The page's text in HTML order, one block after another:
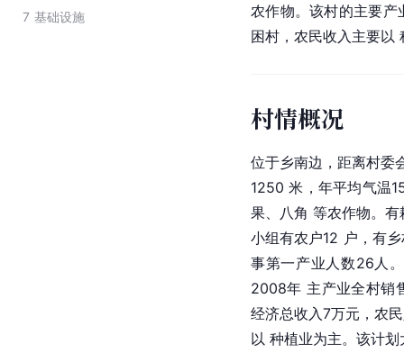
7 基础设施
农作物。该村的主要产
困村，农民收入主要以
村情概况
位于乡南边，距离村委
1250 米，年平均气温
果、八角 等农作物。
小组有农户12 户，有
事第一产业人数26人
2008年 主产业全村销
经济总收入7万元，农
以 种植业为主。该计划